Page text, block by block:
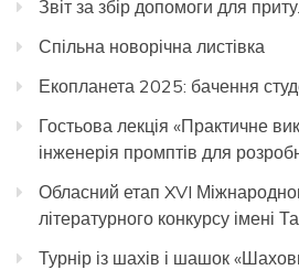
Звіт за збір допомоги для
Спільна новорічна листівка
Екопланета 2025: бачення
Гостьова лекція «Практичне
інженерія промптів для
Обласний етап XVI
літературного конкурсу імені
Турнір із шахів і шашок